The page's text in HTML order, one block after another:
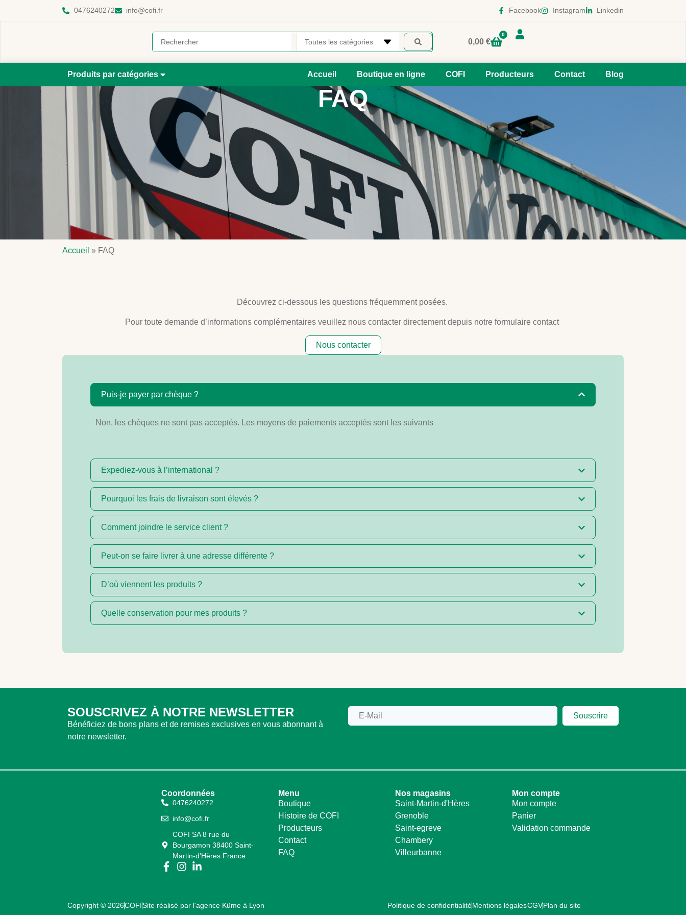
0476240272 info@cofi.fr Facebook Instagram Linkedin
0,00 €
0
Produits par catégories Accueil Boutique en ligne COFI Producteurs Contact Blog
FAQ
Accueil » FAQ
Découvrez ci-dessous les questions fréquemment posées.
Pour toute demande d’informations complémentaires veuillez nous contacter directement depuis notre formulaire contact
Nous contacter
Puis-je payer par chèque ?
Non, les chèques ne sont pas acceptés. Les moyens de paiements acceptés sont les suivants
Expediez-vous à l’international ?
Pourquoi les frais de livraison sont élevés ?
Comment joindre le service client ?
Peut-on se faire livrer à une adresse différente ?
D’où viennent les produits ?
Quelle conservation pour mes produits ?
SOUSCRIVEZ À NOTRE NEWSLETTER
Bénéficiez de bons plans et de remises exclusives en vous abonnant à
notre newsletter.
Souscrire
Coordonnées
0476240272
info@cofi.fr
COFI SA 8 rue du
Bourgamon 38400 Saint-
Martin-d'Hères France
Menu
Boutique
Histoire de COFI
Producteurs
Contact
FAQ
Nos magasins
Saint-Martin-d'Hères
Grenoble
Saint-egreve
Chambery
Villeurbanne
Mon compte
Mon compte
Panier
Validation commande
Copyright © 2026COFISite réalisé par l'agence Küme à Lyon Politique de confidentialitéMentions légalesCGVPlan du site